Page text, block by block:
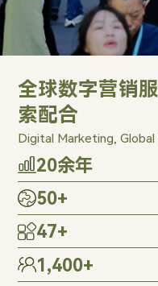
全球数字营销
索配合
Digital Marketing, Global
20余年
50+
47+
1,400+